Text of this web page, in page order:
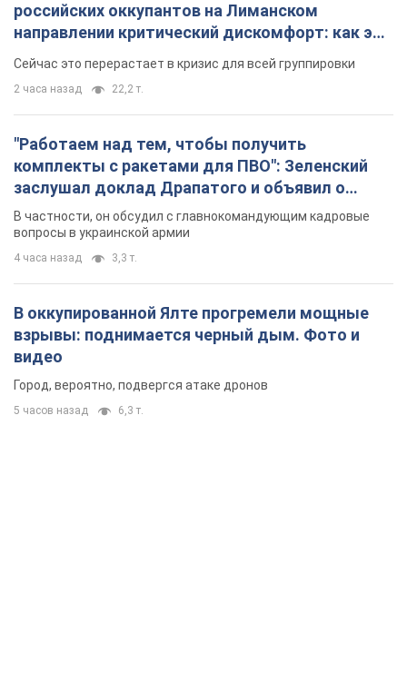
российских оккупантов на Лиманском
направлении критический дискомфорт: как это
удалось
Сейчас это перерастает в кризис для всей группировки
2 часа назад 22,2 т.
"Работаем над тем, чтобы получить
комплекты с ракетами для ПВО": Зеленский
заслушал доклад Драпатого и объявил о
новых мерах
В частности, он обсудил с главнокомандующим кадровые
вопросы в украинской армии
4 часа назад 3,3 т.
В оккупированной Ялте прогремели мощные
взрывы: поднимается черный дым. Фото и
видео
Город, вероятно, подвергся атаке дронов
5 часов назад 6,3 т.